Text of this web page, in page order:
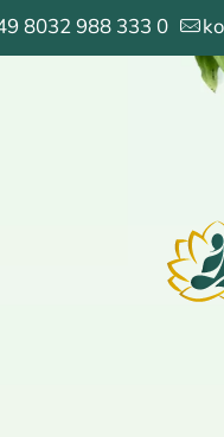
8032 988 333 0